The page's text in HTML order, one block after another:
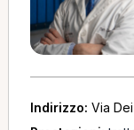
Indirizzo: Via